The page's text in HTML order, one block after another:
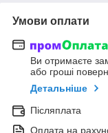
Умови оплати
Ви отримаєте
або гроші
Детальніше
Післяплата
Оплата на